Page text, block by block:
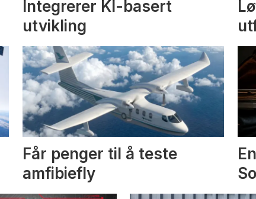
Integrerer KI-basert
utvikling
Får penger til å teste
amfibiefly